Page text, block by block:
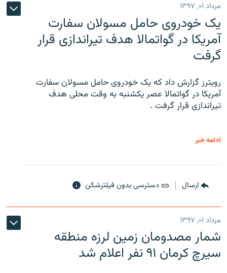
مرداد ۰۱, ۱۳۹۷
یک خودروی حامل مسولان سفارت
آمریکا در گواتمالا هدف تیراندازی قرار
گرفت
رویترز گزارش داد که یک خودروی حامل مسولان سفارت
آمریکا در گواتمالا عصر یکشنبه به وقت محلی هدف
تیراندازی قرار گرفت .
ادامه خبر
ارسال دسترسی بدون فیلترشکن
مرداد ۰۱, ۱۳۹۷
شمار مصدومان زمین لرزه منطقه
سیرچ کرمان ۹۱ نفر اعلام شد